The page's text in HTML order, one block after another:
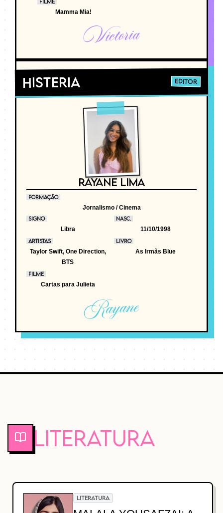
FILME
Mamma Mia!
Victoria
Histeria EDITOR
RAYANE LIMA
FORMAÇÃO
Jornalismo / Cinema
SIGNO
Libra
NASC.
11/10/1998
ARTISTAS
Taylor Swift, One Direction,
BTS
LIVRO
As Irmãs Blue
FILME
Cartas para Julieta
Rayane
Literatura
LITERATURA